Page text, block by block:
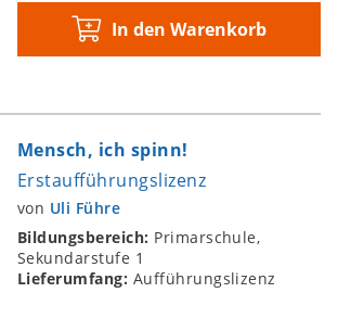
In den Warenkorb
Mensch, ich spinn!
Erstaufführungslizenz
von Uli Führe
Bildungsbereich: Primarschule,
Sekundarstufe 1
Lieferumfang: Aufführungslizenz